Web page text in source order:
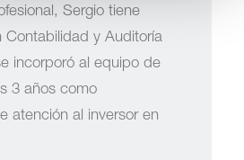
Sergio tiene
Contabilidad y Auditoría
incorporó al equipo de
3 años como
atención al inversor en